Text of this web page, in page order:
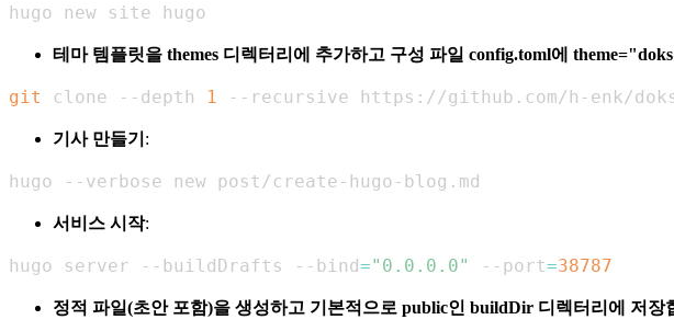
hugo new site hugo
테마 템플릿을 themes 디렉터리에 추가하고 구성 파일 config.toml에
git clone --depth 1 --recursive https://github.com/h-enk/
기사 만들기 :
hugo --verbose new post/create-hugo-blog.md
서비스 시작:
hugo server --buildDrafts --bind="0.0.0.0" --port=38787
정적 파일(초안 포함)을 생성하고 기본적으로 public인 buildDir 디렉터리에 저장